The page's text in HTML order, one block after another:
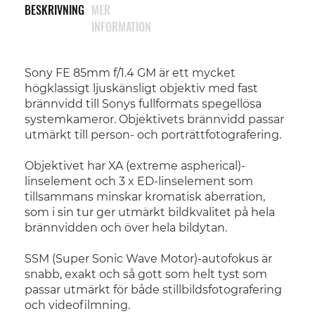
BESKRIVNING
Sony FE 85mm f/1.4 GM är ett mycket
högklassigt ljuskänsligt objektiv med fast
brännvidd till Sonys fullformats spegellösa
systemkameror. Objektivets brännvidd passar
utmärkt till person- och porträttfotografering.
Objektivet har XA (extreme aspherical)-
linselement och 3 x ED-linselement som
tillsammans minskar kromatisk aberration,
som i sin tur ger utmärkt bildkvalitet på hela
brännvidden och över hela bildytan.
SSM (Super Sonic Wave Motor)-autofokus är
snabb, exakt och så gott som helt tyst som
passar utmärkt för både stillbildsfotografering
och videofilmning.
MER
INFORMATION